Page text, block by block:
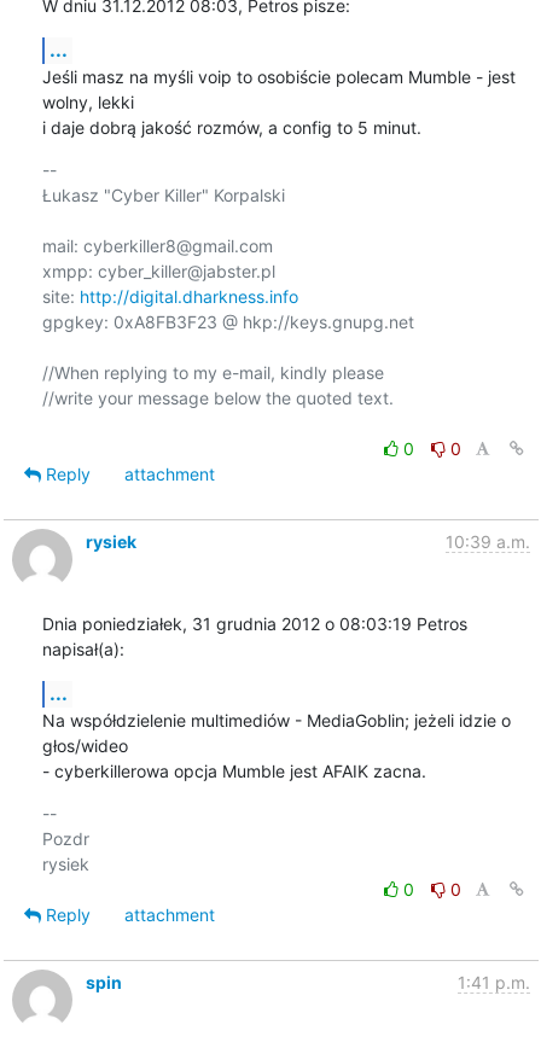
W dniu 31.12.2012 08:03, Petros pisze:
...
Jeśli masz na myśli voip to osobiście polecam Mumble - jest
wolny, lekki
i daje dobrą jakość rozmów, a config to 5 minut.
--
Łukasz "Cyber Killer" Korpalski
mail: cyberkiller8@gmail.com
xmpp: cyber_killer@jabster.pl
site: http://digital.dharkness.info
gpgkey: 0xA8FB3F23 @ hkp://keys.gnupg.net
//When replying to my e-mail, kindly please
//write your message below the quoted text.
0
0
Reply
attachment
rysiek 10:39 a.m.
Dnia poniedziałek, 31 grudnia 2012 o 08:03:19 Petros
napisał(a):
...
Na współdzielenie multimediów - MediaGoblin; jeżeli idzie o
głos/wideo
- cyberkillerowa opcja Mumble jest AFAIK zacna.
--
Pozdr
0
0
Reply
attachment
spin 1:41 p.m.